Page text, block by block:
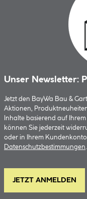
Unser Newsletter:
Jetzt den BayWa Bau &
Aktionen,
Inhalte basierend auf
können Sie jederzeit
oder in Ihrem
Datenschutzbestimmungen.
JETZT ANMELDEN